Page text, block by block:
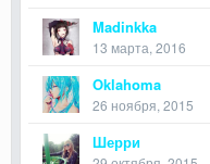
Madinkka
13 марта, 2016
Oklahoma
26 ноября, 2015
Шерри